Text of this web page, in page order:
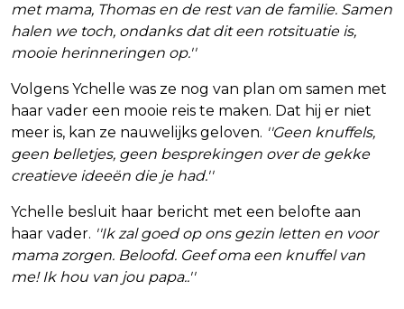
met mama, Thomas en de rest van de familie. Samen
halen we toch, ondanks dat dit een rotsituatie is,
mooie herinneringen op.''
Volgens Ychelle was ze nog van plan om samen met
haar vader een mooie reis te maken. Dat hij er niet
meer is, kan ze nauwelijks geloven. ''Geen knuffels,
geen belletjes, geen besprekingen over de gekke
creatieve ideeën die je had.''
Ychelle besluit haar bericht met een belofte aan
haar vader. ''Ik zal goed op ons gezin letten en voor
mama zorgen. Beloofd. Geef oma een knuffel van
me! Ik hou van jou papa..''